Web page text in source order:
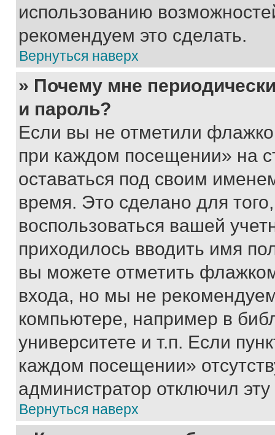
использованию
рекомендуем это сделать.
Вернуться наверх
» Почему мне
и пароль?
Если вы не отметили
при каждом посещении» на
оставаться под своим
время. Это сделано для
воспользоваться вашей
приходилось вводить имя
вы можете отметить
входа, но мы не
компьютере, например в
университете и т.п. Если
каждом посещении»
администратор отключил
Вернуться наверх